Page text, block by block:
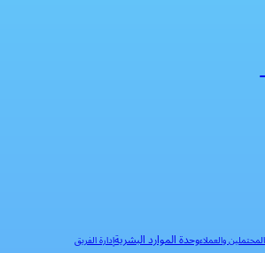
والعملاءوحدة الموارد البشريةإدارة الفريق